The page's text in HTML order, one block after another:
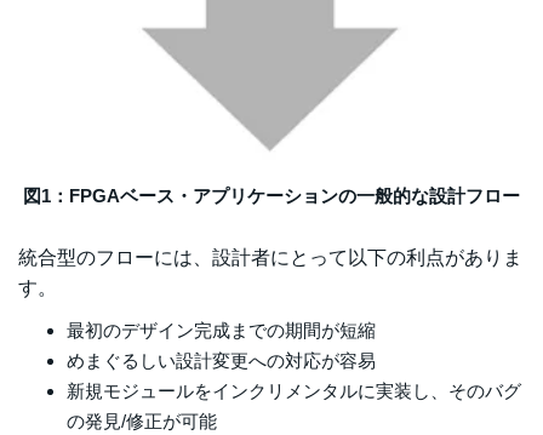
図1：FPGAベース・アプリケーションの一般的な設計フロー
統合型のフローには、設計者にとって以下の利点がありま
す。
最初のデザイン完成までの期間が短縮
めまぐるしい設計変更への対応が容易
新規モジュールをインクリメンタルに実装し、そのバグ
の発見/修正が可能